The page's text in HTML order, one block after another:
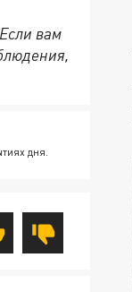
вам
дня.